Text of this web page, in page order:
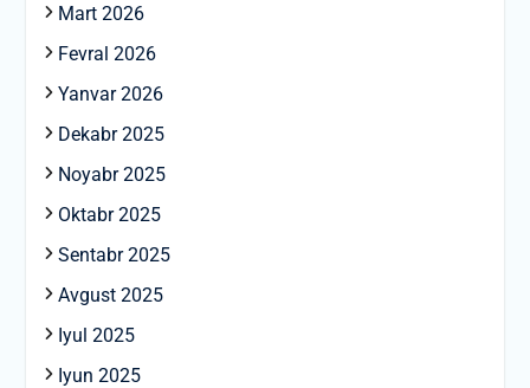
Mart 2026
Fevral 2026
Yanvar 2026
Dekabr 2025
Noyabr 2025
Oktabr 2025
Sentabr 2025
Avgust 2025
Iyul 2025
Iyun 2025